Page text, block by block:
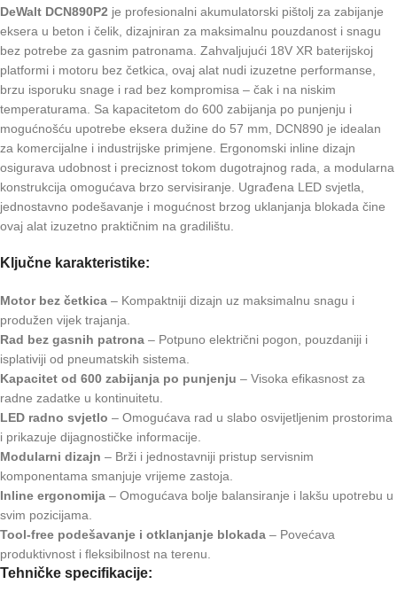
DeWalt DCN890P2 je profesionalni akumulatorski pištolj za zabijanje
eksera u beton i čelik, dizajniran za maksimalnu pouzdanost i snagu
bez potrebe za gasnim patronama. Zahvaljujući 18V XR baterijskoj
platformi i motoru bez četkica, ovaj alat nudi izuzetne performanse,
brzu isporuku snage i rad bez kompromisa – čak i na niskim
temperaturama. Sa kapacitetom do 600 zabijanja po punjenju i
mogućnošću upotrebe eksera dužine do 57 mm, DCN890 je idealan
za komercijalne i industrijske primjene. Ergonomski inline dizajn
osigurava udobnost i preciznost tokom dugotrajnog rada, a modularna
konstrukcija omogućava brzo servisiranje. Ugrađena LED svjetla,
jednostavno podešavanje i mogućnost brzog uklanjanja blokada čine
ovaj alat izuzetno praktičnim na gradilištu.
Ključne karakteristike:
Motor bez četkica – Kompaktniji dizajn uz maksimalnu snagu i
produžen vijek trajanja.
Rad bez gasnih patrona – Potpuno električni pogon, pouzdaniji i
isplativiji od pneumatskih sistema.
Kapacitet od 600 zabijanja po punjenju – Visoka efikasnost za
radne zadatke u kontinuitetu.
LED radno svjetlo – Omogućava rad u slabo osvijetljenim prostorima
i prikazuje dijagnostičke informacije.
Modularni dizajn – Brži i jednostavniji pristup servisnim
komponentama smanjuje vrijeme zastoja.
Inline ergonomija – Omogućava bolje balansiranje i lakšu upotrebu u
svim pozicijama.
Tool-free podešavanje i otklanjanje blokada – Povećava
produktivnost i fleksibilnost na terenu.
Tehničke specifikacije: